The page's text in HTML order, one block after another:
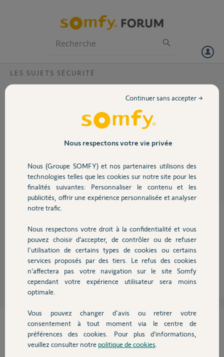
Volet
Sécurité
Domotique
Chauffage
Autres produits
Devis avec un pro
Contact
LES SUJETS SÉCURITÉ
Je ne peu plus piloter mon alarme depuis mon ordinateur depuis la
mise a jour de l’application
sur ma tablette. Celui ci m'indique page WEB inaccessible !
il y a environ 11 ans
Participer au fil de discussion
Vérifiez vos paramétrages.
Cette réponse vous a-t-elle aidé ?
NON OUI
Nous respectons votre vie privée
Nous (Groupe SOMFY) et nos partenaires utilisons des
technologies telles que les cookies sur notre site pour les
finalités suivantes: Personnaliser le contenu et les
publicités, offrir une expérience personnalisée et analyser
notre trafic.
Nous respectons votre droit à la confidentialité et vous
pouvez choisir d’accepter, de contrôler ou de refuser
l'utilisation de certains types de cookies ou certains
services proposés par des tiers. Le refus des cookies
n’affectera pas votre navigation sur le site Somfy
cependant votre expérience utilisateur sera moins
optimale.
Vous pouvez changer d'avis ou retirer votre
consentement à tout moment via le centre de
préférences des cookies. Pour plus d’informations,
veuillez consulter notre politique de cookies
Continuer sans accepter →